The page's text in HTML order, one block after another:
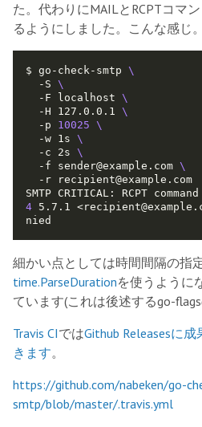
た。代わりにMAILとRCPTコマ
るようにしました。こんな感じ。
$ go-check-smtp
  -S
  -F localhost
  -H 127.0.0.1
  -p
10025
  -w 1s
  -c 2s
  -f sender@example.com
SMTP CRITICAL: RCPT
4 5.7.1
細かい点としては時間間隔の指
time.ParseDurationを使うように
ています(これは後述するgo-flags
Travis CIではGithub Releasesに
きます。
https://github.com/nabeken/go-
smtp/blob/master/.travis.yml